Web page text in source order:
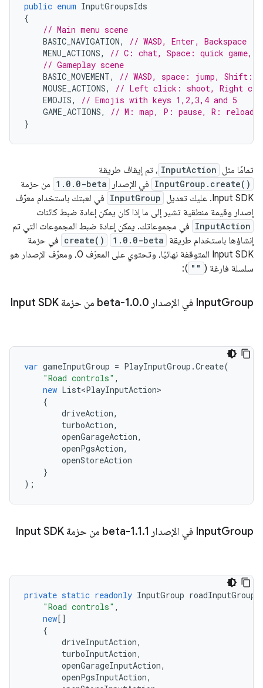
public enum InputGroupsIds
{
// Main menu scene
BASIC_NAVIGATION,
// WASD, Enter, Backspace
MENU_ACTIONS,
// C: chat, Space: quick game,
// Gameplay scene
BASIC_MOVEMENT,
// WASD, space: jump, Shift:
MOUSE_ACTIONS,
// Left click: shoot, Right
EMOJIS,
// Emojis with keys 1,2,3,4 and 5
GAME_ACTIONS,
// M: map, P: pause, R: reload
}
تمامًا مثل InputAction ، تم إيقاف طريقة
InputGroup.create() في الإصدار 1.0.0-beta من حزمة
Input SDK. عليك تعديل
InputGroup في لعبتك باستخدام معرّف
إصدار وقيمة منطقية تشير إلى ما إذا كان يمكن إعادة ضبط كائنات
InputAction في مجموعاتك. يمكن إعادة ضبط المجموعات التي تم
إنشاؤها باستخدام طريقة 1.0.0-beta
create() في حزمة
Input SDK المتوقفة نهائيًا، وتحتوي على المعرّف 0، ومعرّف الإصدار هو
سلسلة فارغة ( ""
):
InputGroup في الإصدار 1 .0.0-beta من حزمة Input SDK
var gameInputGroup = PlayInputGroup .Create(
"Road controls" ,
new List<PlayInputAction>
{
driveAction,
turboAction,
openGarageAction,
openPgsAction,
openStoreAction
}
);
InputGroup في الإصدار 1 .1.1-beta من حزمة Input SDK
private static readonly InputGroup roadInputGroup
"Road controls" ,
new []
{
driveInputAction,
turboInputAction,
openGarageInputAction,
openPgsInputAction,